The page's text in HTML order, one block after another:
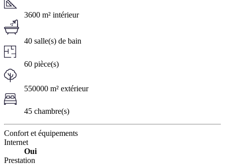
3600 m² intérieur
40 salle(s) de bain
60 pièce(s)
550000 m² extérieur
45 chambre(s)
Confort et équipements
Internet
Oui
Prestation